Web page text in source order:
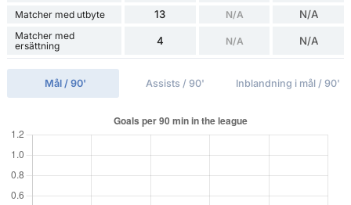
Matcher med utbyte 13 N/A N/A
Matcher med
ersättning
4 N/A N/A
Mål / 90' Assists / 90' Inblandning i mål / 90'